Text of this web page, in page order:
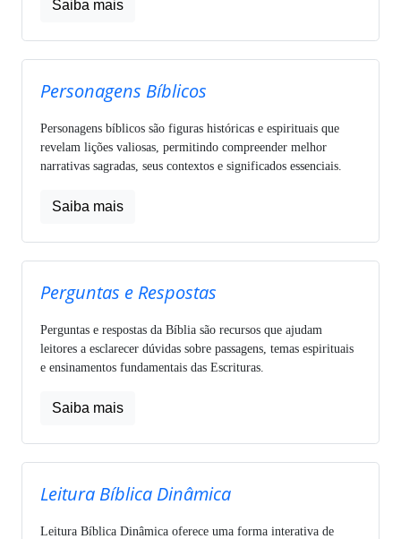
Saiba mais
Personagens Bíblicos
Personagens bíblicos são figuras históricas e espirituais que
revelam lições valiosas, permitindo compreender melhor
narrativas sagradas, seus contextos e significados essenciais.
Saiba mais
Perguntas e Respostas
Perguntas e respostas da Bíblia são recursos que ajudam
leitores a esclarecer dúvidas sobre passagens, temas espirituais
e ensinamentos fundamentais das Escrituras.
Saiba mais
Leitura Bíblica Dinâmica
Leitura Bíblica Dinâmica oferece uma forma interativa de